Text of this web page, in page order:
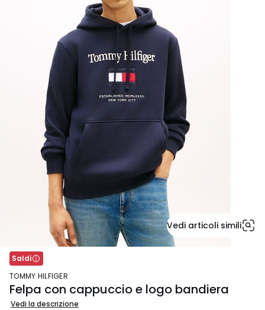
Vedi articoli simili
Saldi
TOMMY HILFIGER
Felpa con cappuccio e logo bandiera
Vedi la descrizione